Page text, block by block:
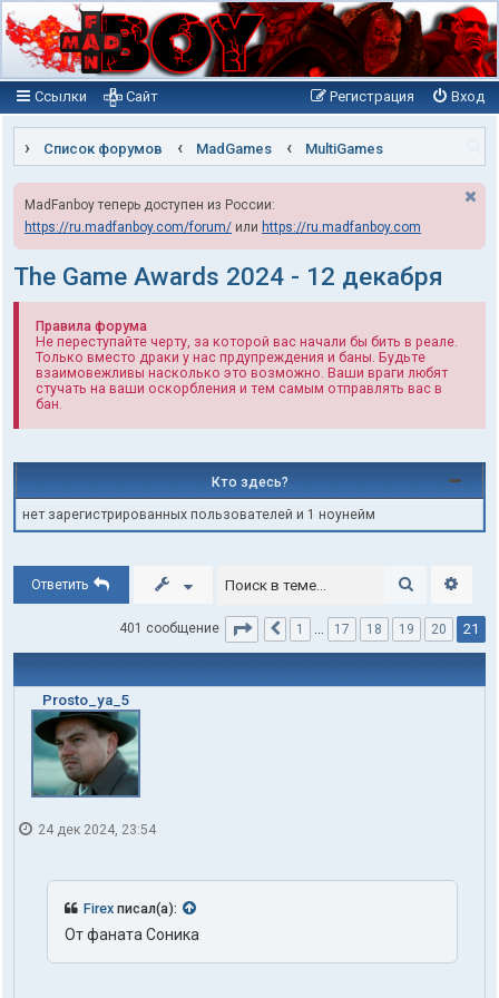
Ссылки Вход
Регистрация
Сайт
Список форумов MadGames MultiGames
MadFanboy теперь доступен из России:
https://ru.madfanboy.com/forum/ или https://ru.madfanboy.com
The Game Awards 2024 - 12 декабря
Правила форума
Не переступайте черту, за которой вас начали бы бить в реале.
Только вместо драки у нас прдупреждения и баны. Будьте
взаимовежливы насколько это возможно. Ваши враги любят
стучать на ваши оскорбления и тем самым отправлять вас в
бан.
Кто здесь?
нет зарегистрированных пользователей и 1 ноунейм
Ответить Поиск
401 сообщение Страница из 21
Пред.
1 … 17 18 19 20 21
Prosto_ya_5
24 дек 2024, 23:54
Firex писал(а):
От фаната Соника